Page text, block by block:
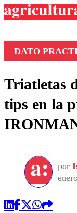
DATO
Triatletas
tips en la
por